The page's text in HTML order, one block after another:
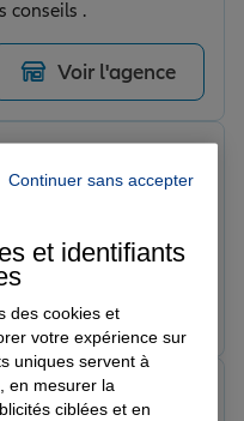
conseils .
Voir l'agence
pont de beauvoisin .
recommande
Voir l'agence
Continuer sans accepter
et identifiants
des cookies et
votre expérience sur
uniques servent à
en mesurer la
ciblées et en